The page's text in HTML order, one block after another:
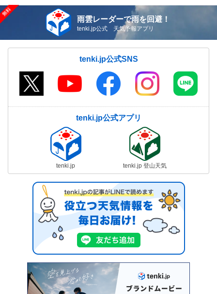
雨雲レーダーで雨を回避！
tenki.jp公式 天気予報アプリ
tenki.jp公式SNS
tenki.jp公式アプリ
tenki.jp tenki.jp 登山天気